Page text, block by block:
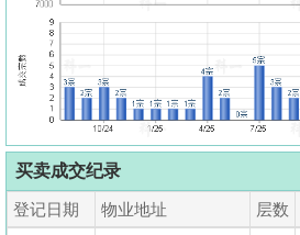
买卖成交纪录
登记日期 物业地址 层数